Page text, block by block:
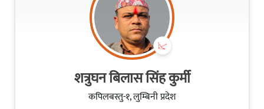
शत्रुघन बिलास सिंह कुर्मी
कपिलबस्तु-१, लुम्बिनी प्रदेश